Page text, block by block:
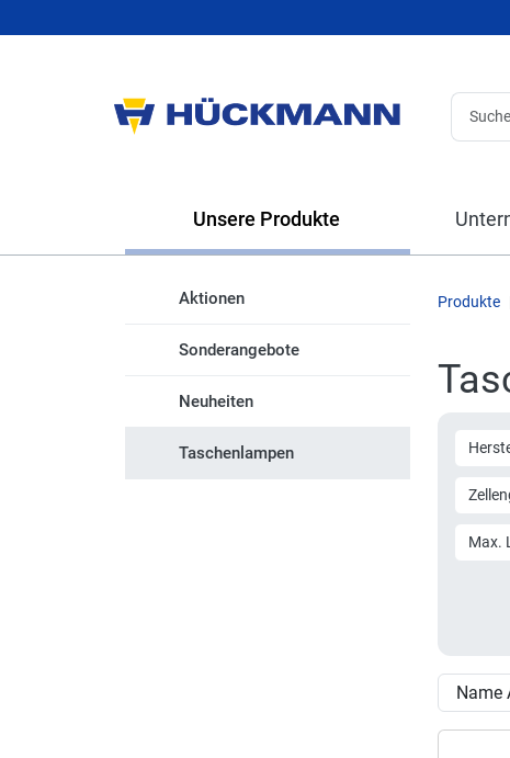
Unsere Produkte
Aktionen
Sonderangebote
Neuheiten
Taschenlampen
Produkte
Max.